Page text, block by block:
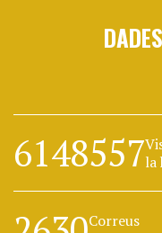
6148557la
Correus